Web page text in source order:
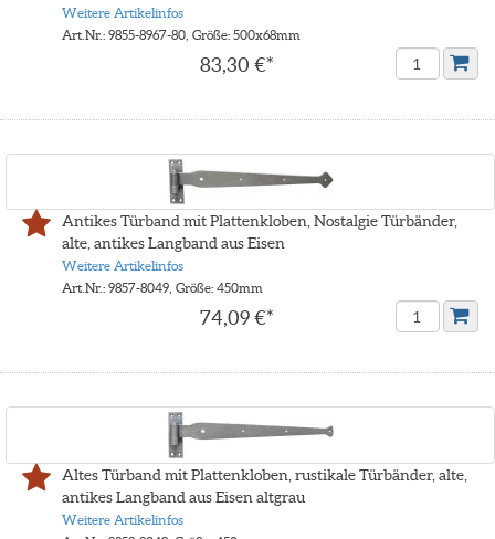
Weitere Artikelinfos
Art.Nr.: 9855-8967-80, Größe: 500x68mm
83,30 €*
Antikes Türband mit Plattenkloben, Nostalgie Türbänder,
alte, antikes Langband aus Eisen
Weitere Artikelinfos
Art.Nr.: 9857-8049, Größe: 450mm
74,09 €*
Altes Türband mit Plattenkloben, rustikale Türbänder, alte,
antikes Langband aus Eisen altgrau
Weitere Artikelinfos